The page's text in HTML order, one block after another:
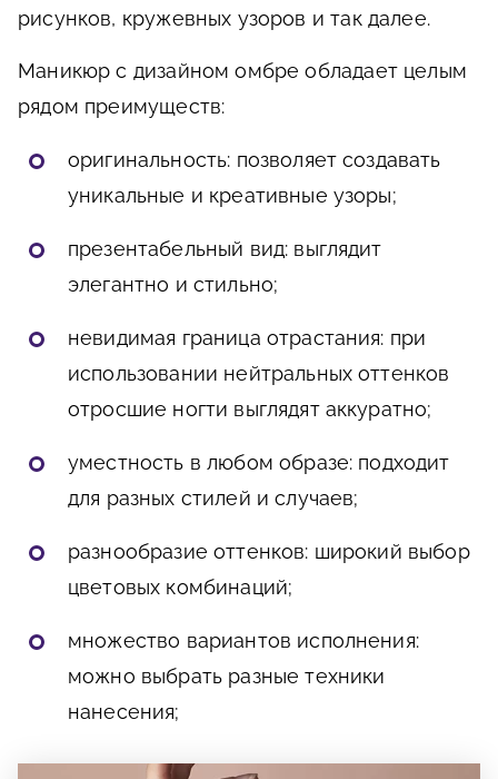
рисунков, кружевных узоров и так далее.
Маникюр с дизайном омбре обладает целым
рядом преимуществ:
оригинальность: позволяет создавать
уникальные и креативные узоры;
презентабельный вид: выглядит
элегантно и стильно;
невидимая граница отрастания: при
использовании нейтральных оттенков
отросшие ногти выглядят аккуратно;
уместность в любом образе: подходит
для разных стилей и случаев;
разнообразие оттенков: широкий выбор
цветовых комбинаций;
множество вариантов исполнения:
можно выбрать разные техники
нанесения;